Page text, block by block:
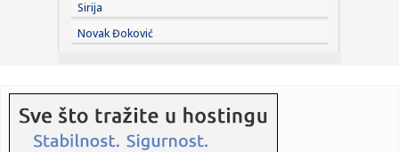
12:10:Vučić: Stari železnički most biće najmodernija atrakcija, bi...
12:03: Vučić: "Neću da služim nikome već samo Srbiji"; "Nisu
blokad...
Sirija
Novak Đoković